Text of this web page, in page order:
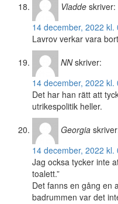
Vladde skriver:
14 december, 2022 kl.
Lavrov verkar vara
NN skriver:
14 december, 2022 kl.
Det har han rätt att
utrikespolitik heller.
Georgia
14 december, 2022 kl.
Jag ocksa tycker inte
toalett.”
Det fanns en gång en
badrummen var det